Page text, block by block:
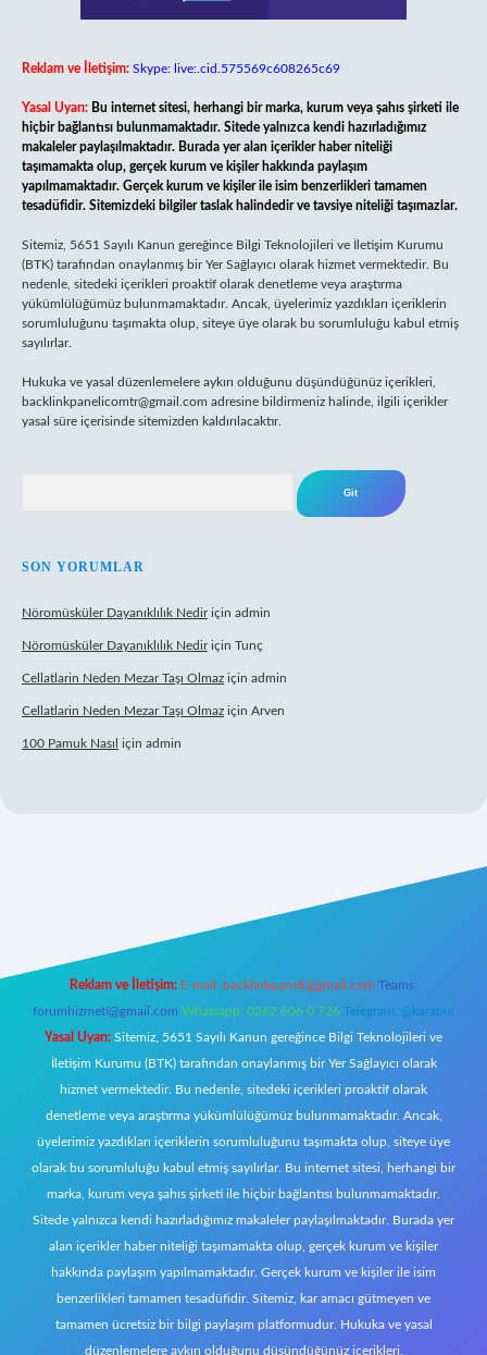
Reklam ve İletişim: Skype: live:.cid.575569c608265c69
Yasal Uyarı: Bu internet sitesi, herhangi bir marka, kurum veya şahıs şirketi ile
hiçbir bağlantısı bulunmamaktadır. Sitede yalnızca kendi hazırladığımız
makaleler paylaşılmaktadır. Burada yer alan içerikler haber niteliği
taşımamakta olup, gerçek kurum ve kişiler hakkında paylaşım
yapılmamaktadır. Gerçek kurum ve kişiler ile isim benzerlikleri tamamen
tesadüfidir. Sitemizdeki bilgiler taslak halindedir ve tavsiye niteliği taşımazlar.
Sitemiz, 5651 Sayılı Kanun gereğince Bilgi Teknolojileri ve İletişim Kurumu
(BTK) tarafından onaylanmış bir Yer Sağlayıcı olarak hizmet vermektedir. Bu
nedenle, sitedeki içerikleri proaktif olarak denetleme veya araştırma
yükümlülüğümüz bulunmamaktadır. Ancak, üyelerimiz yazdıkları içeriklerin
sorumluluğunu taşımakta olup, siteye üye olarak bu sorumluluğu kabul etmiş
sayılırlar.
Hukuka ve yasal düzenlemelere aykırı olduğunu düşündüğünüz içerikleri,
backlinkpanelicomtr@gmail.com adresine bildirmeniz halinde, ilgili içerikler
yasal süre içerisinde sitemizden kaldırılacaktır.
SON YORUMLAR
Nöromüsküler Dayanıklılık Nediriçin admin
Nöromüsküler Dayanıklılık Nediriçin Tunç
Cellatlarin Neden Mezar Taşı Olmaz için admin
Cellatlarin Neden Mezar Taşı Olmaz için Arven
100 Pamuk Nasıl için admin
Reklam ve İletişim: E-mail: backlinkpaneli@gmail.com Teams:
forumhizmeti@gmail.com Whatsapp: 0262 606 0 726 Telegram: @karabul
Yasal Uyarı: Sitemiz, 5651 Sayılı Kanun gereğince Bilgi Teknolojileri ve
İletişim Kurumu (BTK) tarafından onaylanmış bir Yer Sağlayıcı olarak
hizmet vermektedir. Bu nedenle, sitedeki içerikleri proaktif olarak
denetleme veya araştırma yükümlülüğümüz bulunmamaktadır. Ancak,
üyelerimiz yazdıkları içeriklerin sorumluluğunu taşımakta olup, siteye üye
olarak bu sorumluluğu kabul etmiş sayılırlar. Bu internet sitesi, herhangi bir
marka, kurum veya şahıs şirketi ile hiçbir bağlantısı bulunmamaktadır.
Sitede yalnızca kendi hazırladığımız makaleler paylaşılmaktadır. Burada yer
alan içerikler haber niteliği taşımamakta olup, gerçek kurum ve kişiler
hakkında paylaşım yapılmamaktadır. Gerçek kurum ve kişiler ile isim
benzerlikleri tamamen tesadüfidir. Sitemiz, kar amacı gütmeyen ve
tamamen ücretsiz bir bilgi paylaşım platformudur. Hukuka ve yasal
düzenlemelere aykırı olduğunu düşündüğünüz içerikleri,